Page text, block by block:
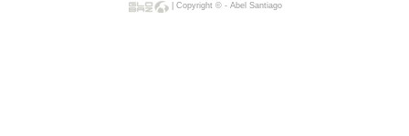
| Copyright © - Abel Santiago